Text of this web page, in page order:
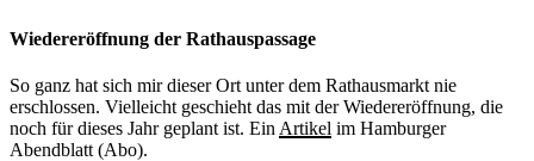
Wiedereröffnung der Rathauspassage
So ganz hat sich mir dieser Ort unter dem Rathausmarkt nie
erschlossen. Vielleicht geschieht das mit der Wiedereröffnung, die
noch für dieses Jahr geplant ist. Ein Artikel im Hamburger
Abendblatt (Abo).